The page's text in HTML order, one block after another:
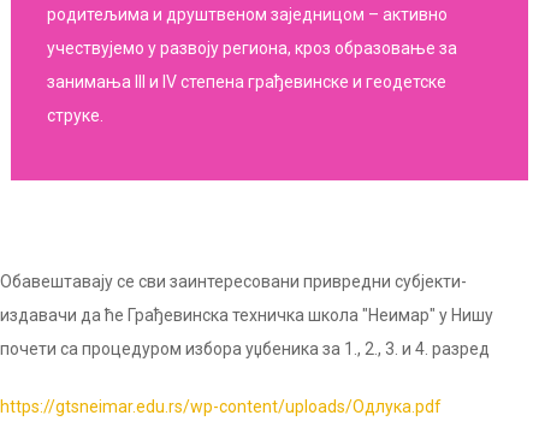
родитељима и друштвеном заједницом – активно
учествујемо у развоју региона, кроз образовање за
занимања III и IV степена грађевинске и геодетске
струке.
Обавештавају се сви заинтересовани привредни субјекти-
издавачи да ће Грађевинска техничка школа "Неимар" у Нишу
почети са процедуром избора уџбеника за 1., 2., 3. и 4. разред
https://gtsneimar.edu.rs/wp-content/uploads/Одлука.pdf